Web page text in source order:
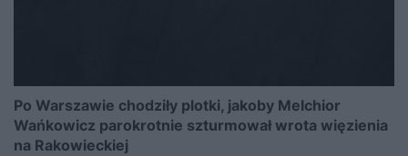
Po Warszawie chodziły plotki, jakoby Melchior
Wańkowicz parokrotnie szturmował wrota więzienia
na Rakowieckiej